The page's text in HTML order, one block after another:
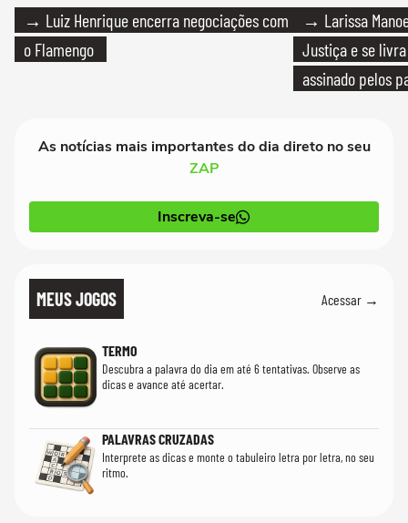
→ Luiz Henrique encerra negociações com
o Flamengo
→ Larissa
Justiça e se
assinado pelos
As notícias mais importantes do dia direto no seu
ZAP
Inscreva-se
MEUS JOGOS Acessar →
TERMO
Descubra a palavra do dia em até 6 tentativas. Observe as
dicas e avance até acertar.
PALAVRAS CRUZADAS
Interprete as dicas e monte o tabuleiro letra por letra, no seu
ritmo.